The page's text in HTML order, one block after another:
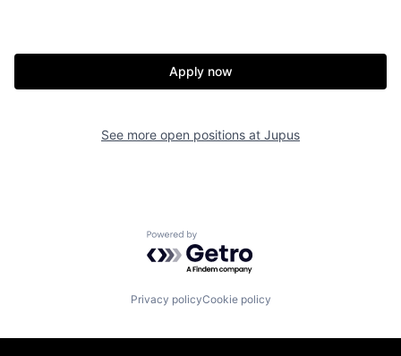
Apply now
See more open positions at Jupus
Powered by Getro.com
Privacy policyCookie policy